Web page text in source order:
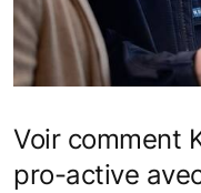
Voir comment
pro-active